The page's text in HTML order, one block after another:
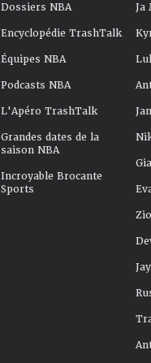
Dossiers NBA
Encyclopédie TrashTalk
Équipes NBA
Podcasts NBA
L'Apéro TrashTalk
Grandes dates de la
saison NBA
Incroyable Brocante
Sports
Ja